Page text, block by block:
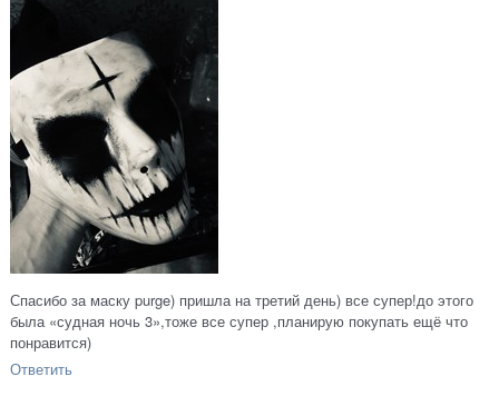
Спасибо за маску purge) пришла на третий день) все супер!до этого
была «судная ночь 3»,тоже все супер ,планирую покупать ещё что
понравится)
Ответить